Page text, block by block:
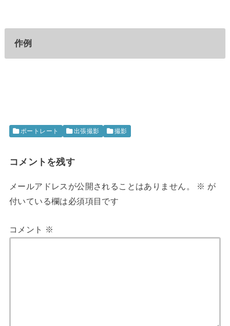
作例
ポートレート 出張撮影 撮影
コメントを残す
メールアドレスが公開されることはありません。 ※ が
付いている欄は必須項目です
コメント ※